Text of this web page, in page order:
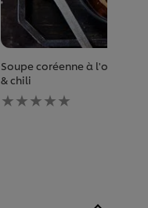
Soupe coréenne à l'oignon
& chili
Aucune
évaluation